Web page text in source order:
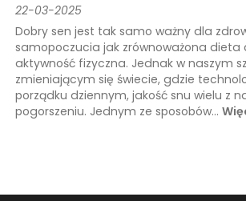
22-03-2025
Dobry sen jest tak samo ważny dla
samopoczucia jak zrównoważona dieta
aktywność fizyczna. Jednak w naszym
zmieniającym się świecie, gdzie
porządku dziennym, jakość snu wielu z
pogorszeniu. Jednym ze sposobów...